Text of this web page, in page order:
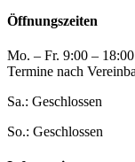
Öffnungszeiten
Mo. – Fr. 9:00 –
Termine nach
Sa.: Geschlossen
So.: Geschlossen